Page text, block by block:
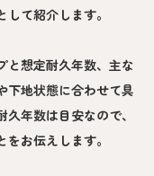
て紹介します。
と想定耐久年数、主な
下地状態に合わせて具
年数は目安なので、
お伝えします。